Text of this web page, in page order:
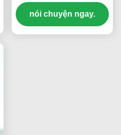
trúc niêm phong cao
cấp cho chăm sóc da
nói chuyện ngay.